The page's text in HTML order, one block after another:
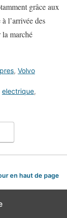
grâce aux
l’arrivée des
la marché
, Volvo
electrique,
en haut de page